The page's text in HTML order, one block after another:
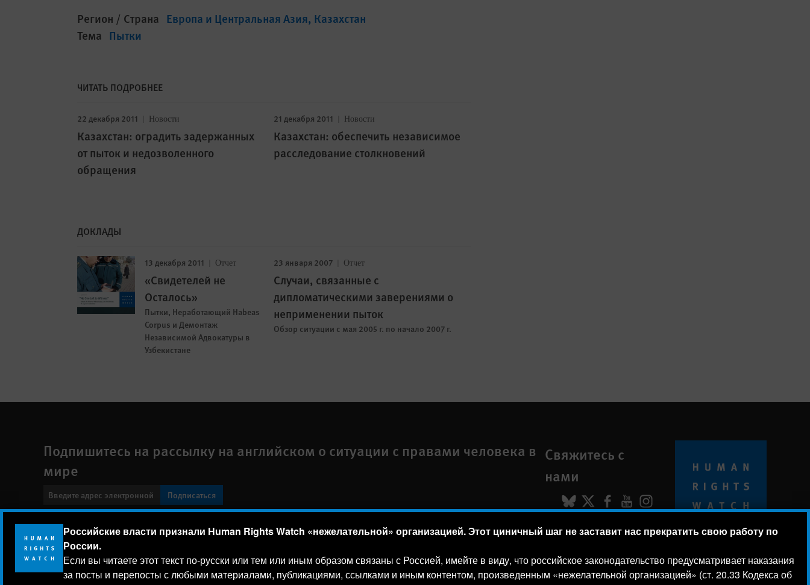
Российские власти признали Human Rights Watch «нежелательной» организацией. Этот циничный шаг не заставит нас прекратить свою работу по
России.
Если вы читаете этот текст по-русски или тем или иным образом связаны с Россией, имейте в виду, что российское законодательство предусматривает наказания
за посты и перепосты с любыми материалами, публикациями, ссылками и иным контентом, произведенным «нежелательной организацией» (ст. 20.33 Кодекса об
Регион / Страна Европа и Центральная Азия Казахстан
Тема Пытки
ЧИТАТЬ ПОДРОБНЕЕ
22 декабря 2011 Новости
Казахстан: оградить задержанных
от пыток и недозволенного
обращения
21 декабря 2011 Новости
Казахстан: обеспечить независимое
расследование столкновений
ДОКЛАДЫ
13 декабря 2011 Отчет
«Свидетелей не
Осталось»
Пытки, Неработающий Habeas
Corpus и Демонтаж
Независимой Адвокатуры в
Узбекистане
23 января 2007 Отчет
Случаи, связанные с
дипломатическими заверениями о
неприменении пыток
Обзор ситуации с мая 2005 г. по начало 2007 г.
Подпишитесь на рассылку на английском о ситуации с правами человека в
мире
Подписаться
Свяжитесь с
нами
BlueSky
X Facebook
YouTube
Instagram
Footer
menu
Заявление о политике конфиденциальности Карта сайта Text Version © 2026 Human Rights Watch
Human Rights Watch| 350 Fifth Avenue, 34th Floor | New York,NY10118-3299USA|t 1.212.290.4700
Human Rights Watchis a 501(C)(3) nonprofit registered in the US under EIN: 13-2875808